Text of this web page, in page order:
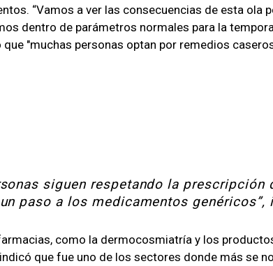
“Vamos a ver las consecuencias de esta ola
dentro de parámetros normales para la
que "muchas personas optan por remedios
siguen respetando la prescripción
paso a los medicamentos genéricos”,
como la dermocosmiatría y los
que fue uno de los sectores donde más se